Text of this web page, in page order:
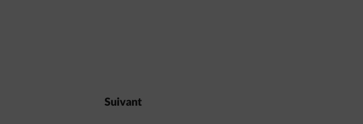
Suivant